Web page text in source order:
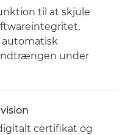
til at skjule
under
certifikat og